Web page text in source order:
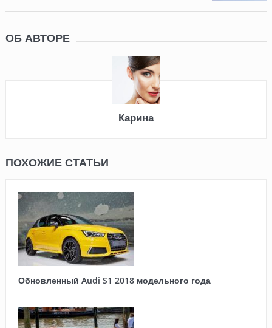
ОБ АВТОРЕ
Карина
ПОХОЖИЕ СТАТЬИ
Обновленный Audi S1 2018 модельного года